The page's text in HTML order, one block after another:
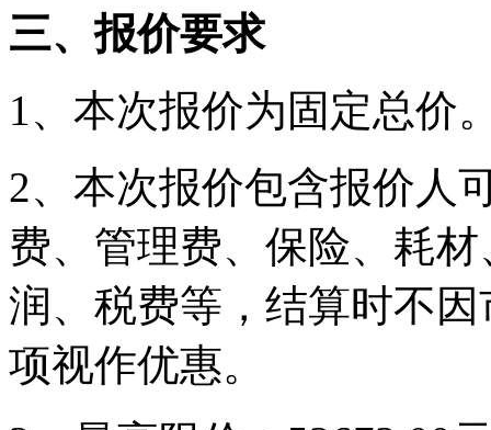
三、报价要求
1、本次报价为固定总价
2、本次报价包含报价人
费、管理费、保险、耗
润、税费等，结算时不
项视作优惠。